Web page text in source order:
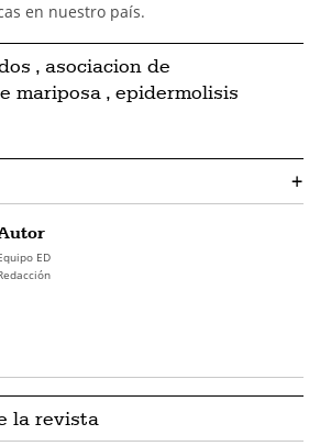
en nuestro país.
, asociacion de
mariposa , epidermolisis
+
ED
la revista